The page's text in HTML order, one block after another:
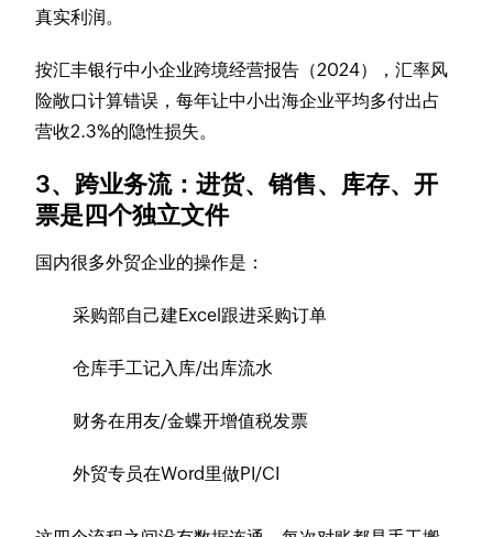
真实利润。
按汇丰银行中小企业跨境经营报告（2024），汇率风
险敞口计算错误，每年让中小出海企业平均多付出占
营收2.3%的隐性损失。
3、跨业务流：进货、销售、库存、开
票是四个独立文件
国内很多外贸企业的操作是：
采购部自己建Excel跟进采购订单
仓库手工记入库/出库流水
财务在用友/金蝶开增值税发票
外贸专员在Word里做PI/CI